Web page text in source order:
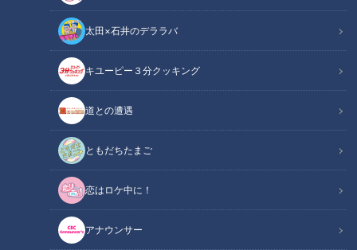
太田×石井のデララバ
キユーピー３分クッキング
道との遭遇
ともだちたまご
恋はロケ中に！
アナウンサー
道との遭遇
「道との遭遇」動画
声は道マニア・鹿取茂雄さんと兵庫在住の郵便局員・大野さん
この記事の画像を見る
この記事を見たあなたへのおすすめ